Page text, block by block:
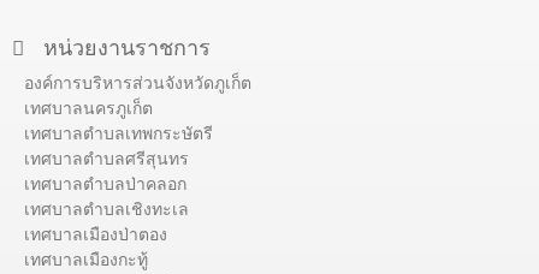
หน่วยงานราชการ
องค์การบริหารส่วนจังหวัดภูเก็ต
เทศบาลนครภูเก็ต
เทศบาลตำบลเทพกระษัตรี
เทศบาลตำบลศรีสุนทร
เทศบาลตำบลป่าคลอก
เทศบาลตำบลเชิงทะเล
เทศบาลเมืองป่าตอง
เทศบาลเมืองกะทู้